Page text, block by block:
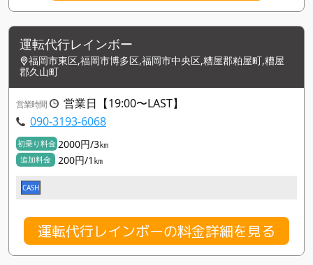
運転代行レインボー
福岡市東区,福岡市博多区,福岡市中央区,糟屋郡粕屋町,糟屋
郡久山町
営業時間
営業日【19:00〜LAST】
090-3193-6068
初乗り料金 2000円/3㎞
追加料金 200円/1㎞
CASH
運転代行レインボーの料金詳細を見る